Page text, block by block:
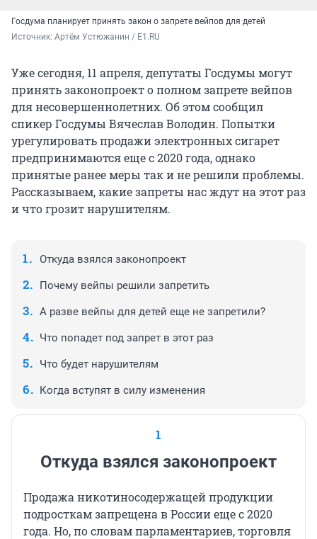
Госдума планирует принять закон о запрете вейпов для детей
Источник: Артём Устюжанин / E1.RU
Уже сегодня, 11 апреля, депутаты Госдумы могут
принять законопроект о полном запрете вейпов
для несовершеннолетних. Об этом сообщил
спикер Госдумы Вячеслав Володин. Попытки
урегулировать продажи электронных сигарет
предпринимаются еще с 2020 года, однако
принятые ранее меры так и не решили проблемы.
Рассказываем, какие запреты нас ждут на этот раз
и что грозит нарушителям.
Откуда взялся законопроект
Почему вейпы решили запретить
А разве вейпы для детей еще не запретили?
Что попадет под запрет в этот раз
Что будет нарушителям
Когда вступят в силу изменения
1
Откуда взялся законопроект
Продажа никотиносодержащей продукции
подросткам запрещена в России еще с 2020
года. Но, по словам парламентариев, торговля